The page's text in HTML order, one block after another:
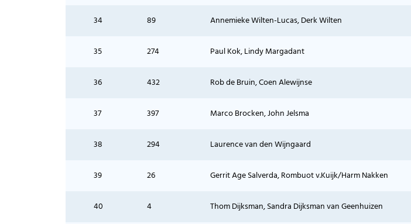
34 89 Annemieke Wilten-Lucas, Derk Wilten
35 274 Paul Kok, Lindy Margadant
36 432 Rob de Bruin, Coen Alewijnse
37 397 Marco Brocken, John Jelsma
38 294 Laurence van den Wijngaard
39 26 Gerrit Age Salverda, Rombuot v.Kuijk/Harm Nakken
40 4 Thom Dijksman, Sandra Dijksman van Geenhuizen